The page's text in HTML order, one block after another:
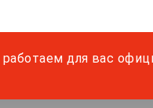
для вас